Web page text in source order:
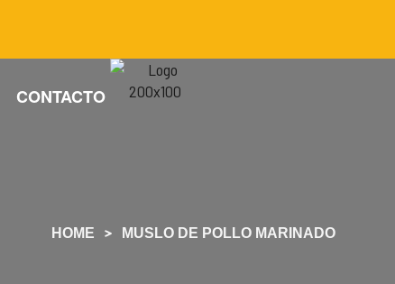
CONTACTO
HOME MUSLO DE POLLO MARINADO